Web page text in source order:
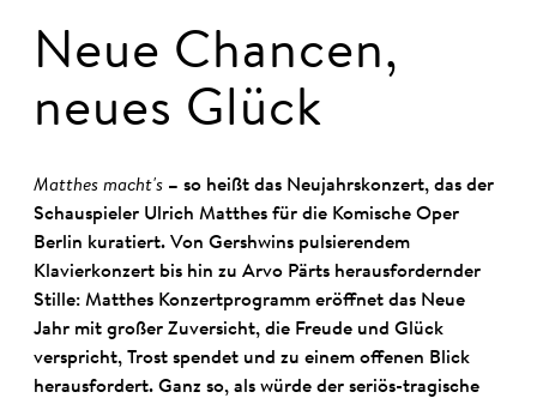
Neue Chancen,
neues Glück
Matthes macht's – so heißt das Neujahrskonzert, das der
Schauspieler Ulrich Matthes für die Komische Oper
Berlin kuratiert. Von Gershwins pulsierendem
Klavierkonzert bis hin zu Arvo Pärts herausfordernder
Stille: Matthes Konzertprogramm eröffnet das Neue
Jahr mit großer Zuversicht, die Freude und Glück
verspricht, Trost spendet und zu einem offenen Blick
herausfordert. Ganz so, als würde der seriös-tragische